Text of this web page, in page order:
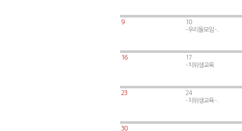
9
10
- 우리들모임 -..
16
17
- 치위생교육
23
24
- 치위생교육 -..
30